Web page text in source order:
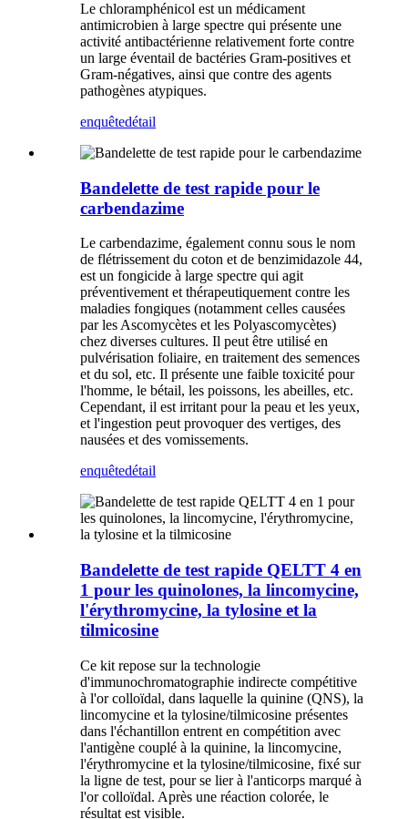
Le chloramphénicol est un médicament
antimicrobien à large spectre qui présente une
activité antibactérienne relativement forte contre
un large éventail de bactéries Gram-positives et
Gram-négatives, ainsi que contre des agents
pathogènes atypiques.
enquêtedétail
Bandelette de test rapide pour le
carbendazime
Le carbendazime, également connu sous le nom
de flétrissement du coton et de benzimidazole 44,
est un fongicide à large spectre qui agit
préventivement et thérapeutiquement contre les
maladies fongiques (notamment celles causées
par les Ascomycètes et les Polyascomycètes)
chez diverses cultures. Il peut être utilisé en
pulvérisation foliaire, en traitement des semences
et du sol, etc. Il présente une faible toxicité pour
l'homme, le bétail, les poissons, les abeilles, etc.
Cependant, il est irritant pour la peau et les yeux,
et l'ingestion peut provoquer des vertiges, des
nausées et des vomissements.
enquêtedétail
Bandelette de test rapide QELTT 4 en
1 pour les quinolones, la lincomycine,
l'érythromycine, la tylosine et la
tilmicosine
Ce kit repose sur la technologie
d'immunochromatographie indirecte compétitive
à l'or colloïdal, dans laquelle la quinine (QNS), la
lincomycine et la tylosine/tilmicosine présentes
dans l'échantillon entrent en compétition avec
l'antigène couplé à la quinine, la lincomycine,
l'érythromycine et la tylosine/tilmicosine, fixé sur
la ligne de test, pour se lier à l'anticorps marqué à
l'or colloïdal. Après une réaction colorée, le
résultat est visible.